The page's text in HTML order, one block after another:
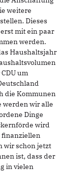
weitere
Dieses
mit ein paar
werden.
Haushaltsjahr
um
die Kommunen
werden wir alle
Dinge
wird
finanziellen
wir schon jetzt
ist, dass der
in vielen